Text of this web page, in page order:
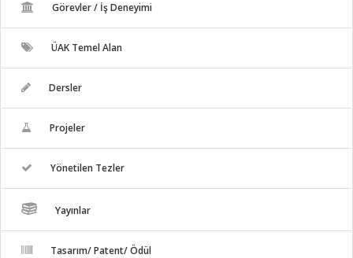
Görevler / İş Deneyimi
ÜAK Temel Alan
Dersler
Projeler
Yönetilen Tezler
Yayınlar
Tasarım/ Patent/ Ödül